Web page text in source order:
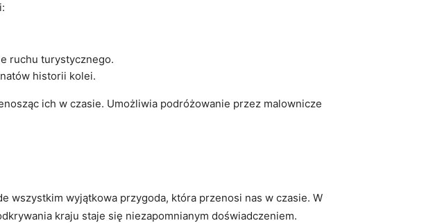
ruchu turystycznego.
historii ⁤kolei.
ich w czasie. Umożliwia podróżowanie przez malownicze
wszystkim wyjątkowa przygoda, która przenosi nas w ‌czasie. W⁤
kraju ⁤staje⁤ się ‍niezapomnianym doświadczeniem.